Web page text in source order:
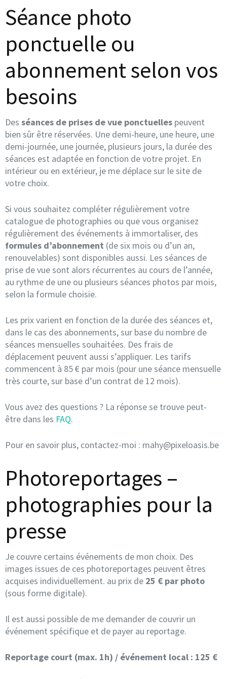
Séance photo
ponctuelle ou
abonnement selon vos
besoins
Des séances de prises de vue ponctuelles peuvent
bien sûr être réservées. Une demi-heure, une heure, une
demi-journée, une journée, plusieurs jours, la durée des
séances est adaptée en fonction de votre projet. En
intérieur ou en extérieur, je me déplace sur le site de
votre choix.
Si vous souhaitez compléter régulièrement votre
catalogue de photographies ou que vous organisez
régulièrement des événements à immortaliser, des
formules d’abonnement (de six mois ou d’un an,
renouvelables) sont disponibles aussi. Les séances de
prise de vue sont alors récurrentes au cours de l’année,
au rythme de une ou plusieurs séances photos par mois,
selon la formule choisie.
Les prix varient en fonction de la durée des séances et,
dans le cas des abonnements, sur base du nombre de
séances mensuelles souhaitées. Des frais de
déplacement peuvent aussi s’appliquer. Les tarifs
commencent à 85 € par mois (pour une séance mensuelle
très courte, sur base d’un contrat de 12 mois).
Vous avez des questions ? La réponse se trouve peut-
être dans les FAQ.
Pour en savoir plus, contactez-moi : mahy@pixeloasis.be
Photoreportages –
photographies pour la
presse
Je couvre certains événements de mon choix. Des
images issues de ces photoreportages peuvent êtres
acquises individuellement. au prix de 25 € par photo
(sous forme digitale).
Il est aussi possible de me demander de couvrir un
événement spécifique et de payer au reportage.
Reportage court (max. 1h) / événement local : 125 €